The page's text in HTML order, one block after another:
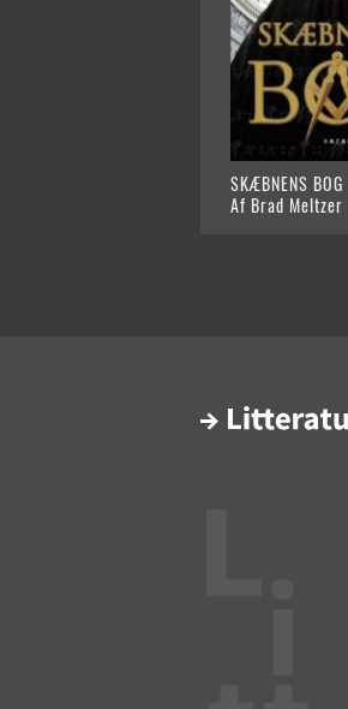
SKÆBNENS BOG
Af Brad Meltzer